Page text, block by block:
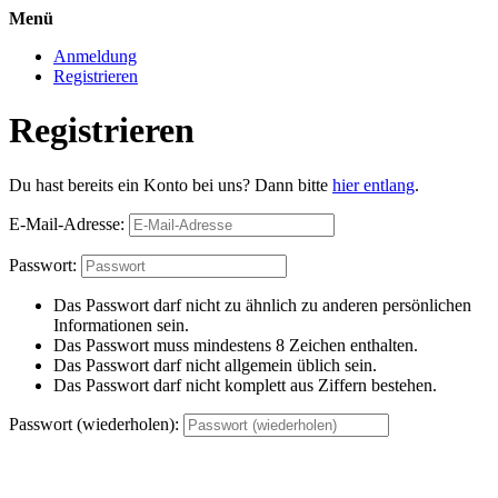
Menü
Anmeldung
Registrieren
Registrieren
Du hast bereits ein Konto bei uns? Dann bitte hier entlang.
E-Mail-Adresse:
Passwort:
Das Passwort darf nicht zu ähnlich zu anderen persönlichen
Informationen sein.
Das Passwort muss mindestens 8 Zeichen enthalten.
Das Passwort darf nicht allgemein üblich sein.
Das Passwort darf nicht komplett aus Ziffern bestehen.
Passwort (wiederholen):